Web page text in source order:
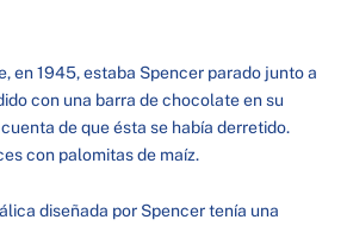
en 1945, estaba Spencer parado junto a
con una barra de chocolate en su
de que ésta se había derretido.
con palomitas de maíz.
diseñada por Spencer tenía una